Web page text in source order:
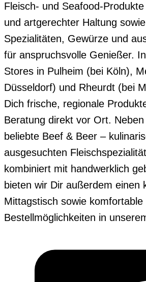
Fleisch- und Seafood-
und artgerechter Haltung
Spezialitäten, Gewürze und
für anspruchsvolle Genießer.
Stores in Pulheim (bei Köln),
Düsseldorf) und Rheurdt (bei
Dich frische, regionale
Beratung direkt vor Ort.
beliebte Beef & Beer –
ausgesuchten
kombiniert mit handwerklich
bieten wir Dir außerdem einen
Mittagstisch sowie komfortable
Bestellmöglichkeiten in